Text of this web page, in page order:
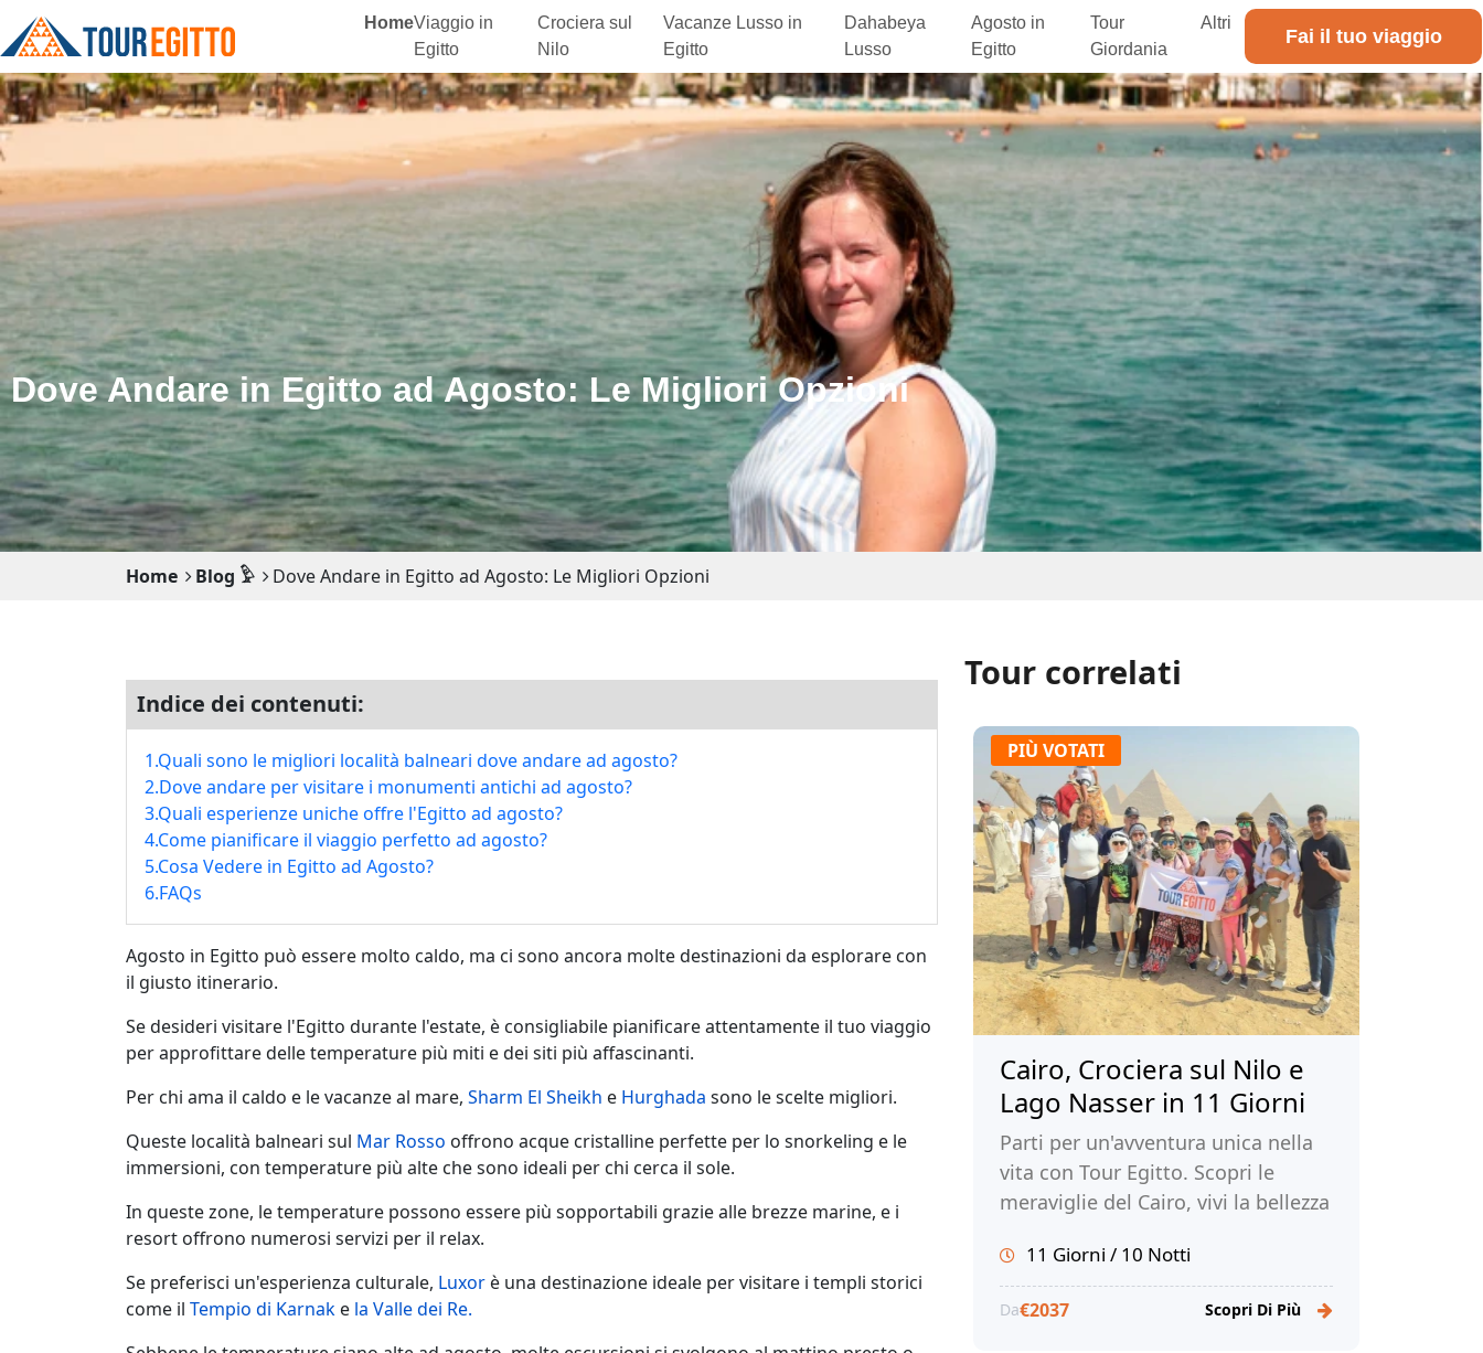
HomeViaggio in
Egitto
Crociera sul
Nilo
Vacanze Lusso in
Egitto
Dahabeya
Lusso
Agosto in
Egitto
Tour
Giordania
Altri
Fai il tuo viaggio
Dove Andare in Egitto ad Agosto: Le Migliori Opzioni
Home Blog 𓅱 Dove Andare in Egitto ad Agosto: Le Migliori Opzioni
Indice dei contenuti:
1.Quali sono le migliori località balneari dove andare ad agosto?
2.Dove andare per visitare i monumenti antichi ad agosto?
3.Quali esperienze uniche offre l'Egitto ad agosto?
4.Come pianificare il viaggio perfetto ad agosto?
5.Cosa Vedere in Egitto ad Agosto?
6.FAQs
Agosto in Egitto può essere molto caldo, ma ci sono ancora molte destinazioni da esplorare con
il giusto itinerario.
Se desideri visitare l'Egitto durante l'estate, è consigliabile pianificare attentamente il tuo viaggio
per approfittare delle temperature più miti e dei siti più affascinanti.
Per chi ama il caldo e le vacanze al mare, Sharm El Sheikh e Hurghada sono le scelte migliori.
Queste località balneari sul Mar Rosso offrono acque cristalline perfette per lo snorkeling e le
immersioni, con temperature più alte che sono ideali per chi cerca il sole.
In queste zone, le temperature possono essere più sopportabili grazie alle brezze marine, e i
resort offrono numerosi servizi per il relax.
Se preferisci un'esperienza culturale, Luxor è una destinazione ideale per visitare i templi storici
come il Tempio di Karnak e la Valle dei Re.
Tour correlati
PIÙ VOTATI
Cairo, Crociera sul Nilo e
Lago Nasser in 11 Giorni
Parti per un'avventura unica nella
vita con Tour Egitto. Scopri le
meraviglie del Cairo, vivi la bellezza
Nasser e immergiti nella ricca
storia e cultura dell'Egitto.
11 Giorni / 10 Notti
Da€2037 Scopri Di Più